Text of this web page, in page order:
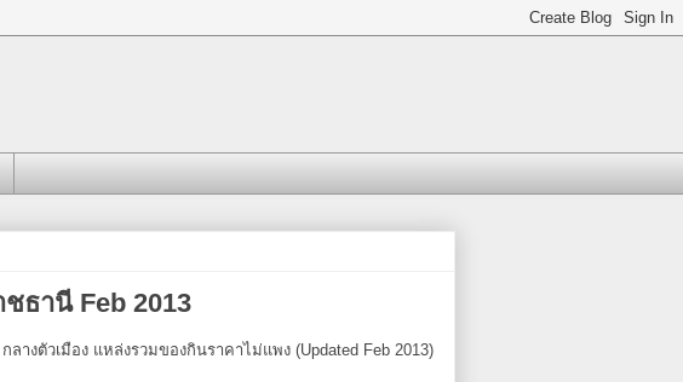
ธานี Feb 2013
างตัวเมือง แหล่งรวมของกินราคาไม่แพง (Updated Feb 2013)